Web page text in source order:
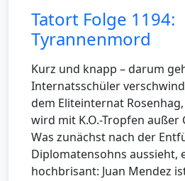
Tatort Folge 1194:
Tyrannenmord
Kurz und knapp – darum
Internatsschüler
dem Eliteinternat
wird mit K.O.-Tropfen außer
Was zunächst nach der
Diplomatensohns aussieht,
hochbrisant: Juan Mendez